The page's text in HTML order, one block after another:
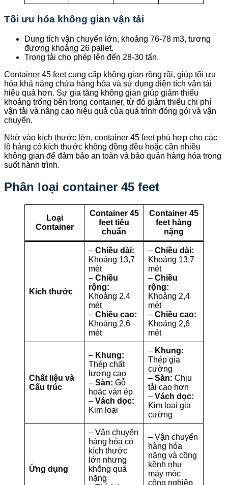
Tối ưu hóa không gian vận tải
Dung tích vận chuyển lớn, khoảng 76-78 m3, tương
đương khoảng 26 pallet.
Trọng tải cho phép lên đến 28-30 tấn.
Container 45 feet cung cấp không gian rộng rãi, giúp tối ưu
hóa khả năng chứa hàng hóa và sử dụng diện tích vận tải
hiệu quả hơn. Sự gia tăng không gian giúp giảm thiểu
khoảng trống bên trong container, từ đó giảm thiểu chi phí
vận tải và nâng cao hiệu quả của quá trình đóng gói và vận
chuyển.
Nhờ vào kích thước lớn, container 45 feet phù hợp cho các
lô hàng có kích thước không đồng đều hoặc cần nhiều
không gian để đảm bảo an toàn và bảo quản hàng hóa trong
suốt hành trình.
Phân loại container 45 feet
Loại
Container
Container 45
feet tiêu
chuẩn
Container 45
feet hàng
nặng
Kích thước
– Chiều dài:
Khoảng 13,7
mét
– Chiều
rộng:
Khoảng 2,4
mét
– Chiều cao:
Khoảng 2,6
mét
– Chiều dài:
Khoảng 13,7
mét
– Chiều
rộng:
Khoảng 2,4
mét
– Chiều cao:
Khoảng 2,6
mét
Chất liệu và
Cấu trúc
– Khung:
Thép chất
lượng cao
– Sàn: Gỗ
hoặc ván ép
– Vách dọc:
Kim loại
– Khung:
Thép gia
cường
– Sàn: Chịu
tải cao hơn
– Vách dọc:
Kim loại gia
cường
Ứng dụng
– Vận chuyển
hàng hóa có
kích thước
lớn nhưng
không quá
nặng
– Vận chuyển
hàng hóa
nặng và cồng
kềnh như
máy móc
công nghiệp